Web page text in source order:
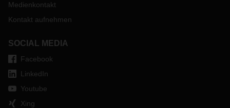
Medienkontakt
Kontakt aufnehmen
SOCIAL MEDIA
Facebook
LinkedIn
Youtube
Xing